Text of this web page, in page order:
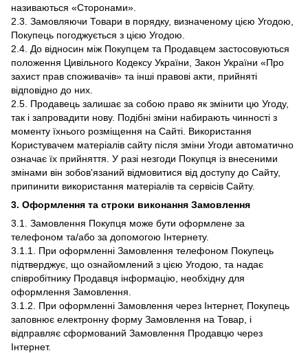
називаються «Сторонами».
2.3. Замовляючи Товари в порядку, визначеному цією Угодою,
Покупець погоджується з цією Угодою.
2.4. До відносин між Покупцем та Продавцем застосовуються
положення Цивільного Кодексу України, Закон України «Про
захист прав споживачів» та інші правові акти, прийняті
відповідно до них.
2.5. Продавець залишає за собою право як змінити цю Угоду,
так і запровадити нову. Подібні зміни набирають чинності з
моменту їхнього розміщення на Сайті. Використання
Користувачем матеріалів сайту після зміни Угоди автоматично
означає їх прийняття. У разі незгоди Покупця із внесеними
змінами він зобов'язаний відмовитися від доступу до Сайту,
припинити використання матеріалів та сервісів Сайту.
3. Оформлення та строки виконання Замовлення
3.1. Замовлення Покупця може бути оформлене за
телефоном та/або за допомогою Інтернету.
3.1.1. При оформленні Замовлення телефоном Покупець
підтверджує, що ознайомлений з цією Угодою, та надає
співробітнику Продавця інформацію, необхідну для
оформлення Замовлення.
3.1.2. При оформленні Замовлення через Інтернет, Покупець
заповнює електронну форму Замовлення на Товар, і
відправляє сформований Замовлення Продавцю через
Інтернет.